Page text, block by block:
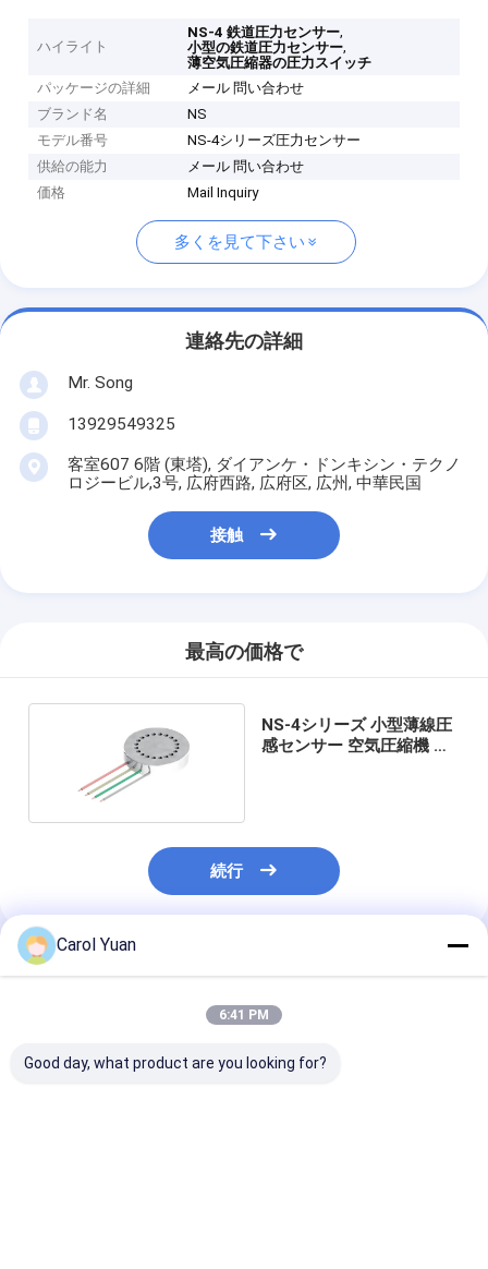
ハイライト
NS-4 鉄道圧力センサー,
小型の鉄道圧力センサー,
薄空気圧縮器の圧力スイッチ
パッケージの詳細
メール 問い合わせ
ブランド名
NS
モデル番号
NS-4シリーズ圧力センサー
供給の能力
メール 問い合わせ
価格
Mail Inquiry
多くを見て下さい
連絡先の詳細
Mr. Song
13929549325
客室607 6階 (東塔), ダイアンケ・ドンキシン・テクノ
ロジービル,3号, 広府西路, 広府区, 広州, 中華民国
接触
最高の価格で
NS-4シリーズ 小型薄線圧
感センサー 空気圧縮機 圧
続行
推薦されたプロダクト
Carol Yuan
6:41 PM
Good day, what product are you looking for?